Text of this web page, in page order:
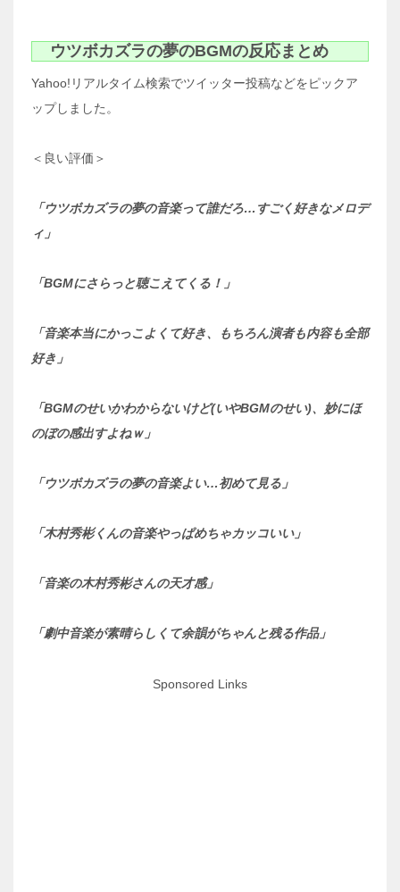
ウツボカズラの夢のBGMの反応まとめ
Yahoo!リアルタイム検索でツイッター投稿などをピックア
ップしました。
＜良い評価＞
「ウツボカズラの夢の音楽って誰だろ…すごく好きなメロデ
ィ」
「BGMにさらっと聴こえてくる！」
「音楽本当にかっこよくて好き、もちろん演者も内容も全部
好き」
「BGMのせいかわからないけど(いやBGMのせい)、妙にほ
のぼの感出すよねｗ」
「ウツボカズラの夢の音楽よい…初めて見る」
「木村秀彬くんの音楽やっぱめちゃカッコいい」
「音楽の木村秀彬さんの天才感」
「劇中音楽が素晴らしくて余韻がちゃんと残る作品」
Sponsored Links